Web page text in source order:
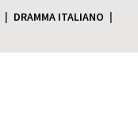
DRAMMA ITALIANO